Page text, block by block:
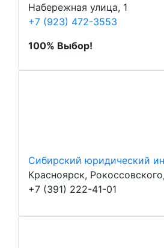
Набережная улица, 1
+7 (923) 472-3553
100% Выбор!
Сибирский юридический
Красноярск,
+7 (391) 222-41-01